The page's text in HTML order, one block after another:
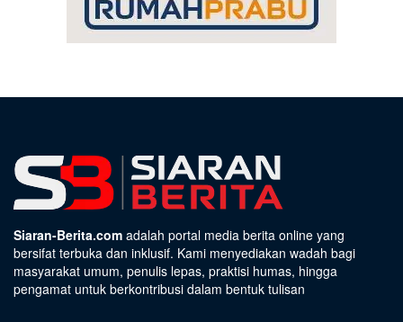
Siaran-Berita.com adalah portal media berita online yang
bersifat terbuka dan inklusif. Kami menyediakan wadah bagi
masyarakat umum, penulis lepas, praktisi humas, hingga
pengamat untuk berkontribusi dalam bentuk tulisan